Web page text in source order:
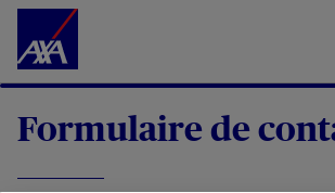
Accéder au Contenu
Formulaire de